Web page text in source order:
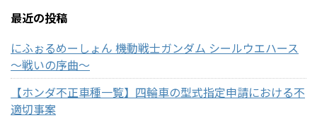
最近の投稿
にふぉるめーしょん 機動戦士ガンダム シールウエハース
～戦いの序曲～
【ホンダ不正車種一覧】四輪車の型式指定申請における不
適切事案